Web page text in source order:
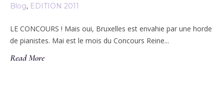
Blog, EDITION 2011
LE CONCOURS ! Mais oui, Bruxelles est envahie par une horde
de pianistes. Mai est le mois du Concours Reine...
Read More